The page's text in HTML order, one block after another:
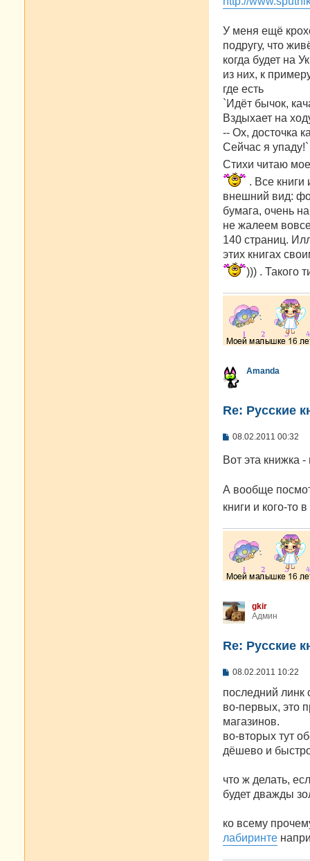
е
и
У меня ещё
подругу, что
когда будет на
из них, к
где есть
`Идёт бычок,
Вздыхает на
-- Ох, досточка
Сейчас я упаду!`
Стихи читаю
. Все
внешний вид:
бумага, очень
не жалеем
140 страниц.
этих книгах
))) . Такого
Amanda
Re: Русские
С
о
б
н
и
е
08.02.2011 00:32
Вот эта книжка
А вообще
книги и кого-то
gkir
Админ
Re: Русские
С
о
щ
е
и
е
08.02.2011 10:22
последний
во-первых, это
магазинов.
во-вторых тут
дёшево и
что ж делать,
будет дважды
ко всему
лабиринте